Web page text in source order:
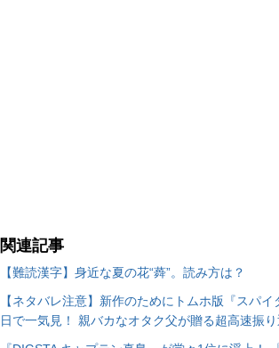
関連記事
【難読漢字】身近な夏の花“蕣”。読み方は？
【ネタバレ注意】新作のためにトムホ版『スパイ
日で一気見！ 親バカなオタク父が贈る超高速振